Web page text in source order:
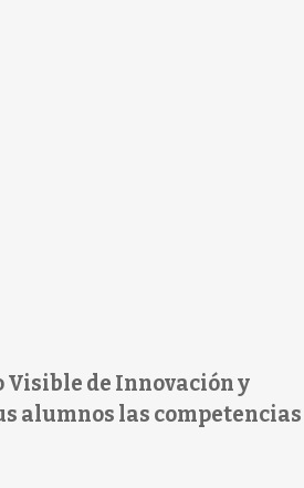
de Innovación y
alumnos las competencias